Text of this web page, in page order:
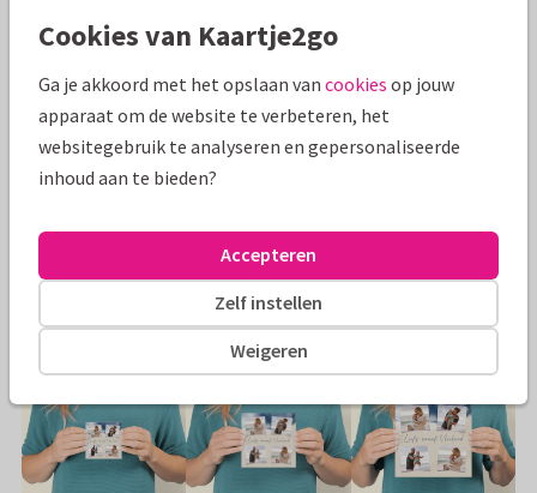
Vakantiekaarten Paperhugs - by Lidy
Specificaties bij deze kaart
Papiersoort: Kies uit 6 luxe papiersoorten
Adres: Achterop de kaart
Formaten
Cookies van Kaartje2go
Ga je akkoord met het opslaan van cookies op jouw
apparaat om de website te verbeteren, het
websitegebruik te analyseren en gepersonaliseerde
inhoud aan te bieden?
Weigeren
Zelf instellen
Accepteren